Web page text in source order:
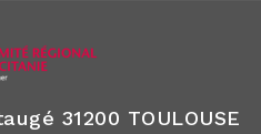
31200 TOULOUSE